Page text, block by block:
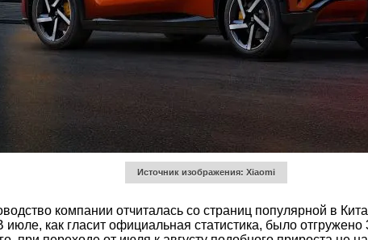
Источник изображения: Xiaomi
компании отчиталась со страниц популярной в
как гласит официальная статистика, было